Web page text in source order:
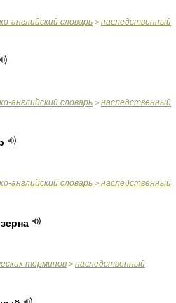
английский словарь > наследственный
английский словарь > наследственный
английский словарь > наследственный
терминов > наследственный